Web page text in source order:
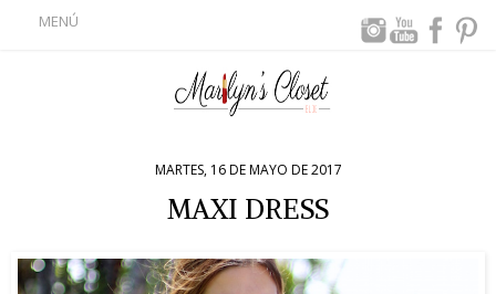
MENÚ
MARTES, 16 DE MAYO DE 2017
MAXI DRESS